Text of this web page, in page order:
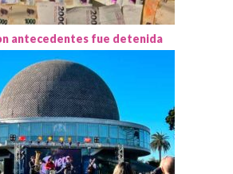
antecedentes fue detenida